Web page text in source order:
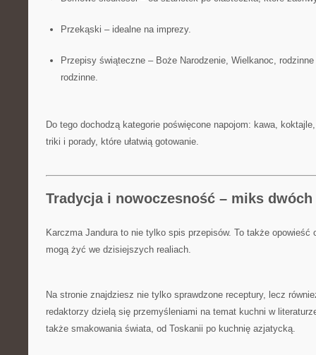
Przekąski – idealne na imprezy.
Przepisy świąteczne – Boże Narodzenie, Wielkanoc,
rodzinne.
Do tego dochodzą kategorie poświęcone napojom: kawa,
triki i porady, które ułatwią gotowanie.
Tradycja i nowoczesność – miks
Karczma Jandura to nie tylko spis przepisów. To także
mogą żyć we dzisiejszych realiach.
Na stronie znajdziesz nie tylko sprawdzone receptury, lecz
redaktorzy dzielą się przemyśleniami na temat kuchni w
także smakowania świata, od Toskanii po kuchnię azjatycką.